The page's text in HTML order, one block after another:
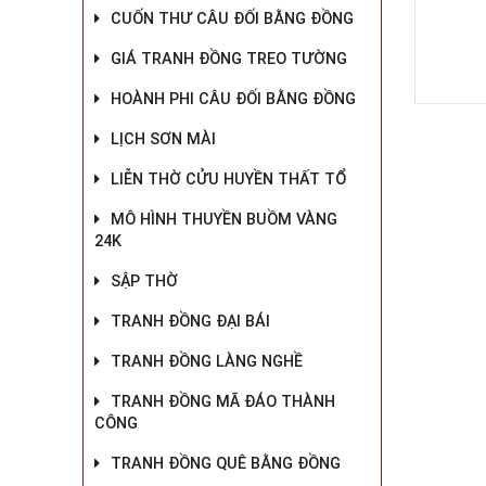
CUỐN THƯ CÂU ĐỐI BẰNG ĐỒNG
GIÁ TRANH ĐỒNG TREO TƯỜNG
HOÀNH PHI CÂU ĐỐI BẰNG ĐỒNG
LỊCH SƠN MÀI
LIỄN THỜ CỬU HUYỀN THẤT TỔ
MÔ HÌNH THUYỀN BUỒM VÀNG
24K
SẬP THỜ
TRANH ĐỒNG ĐẠI BÁI
TRANH ĐỒNG LÀNG NGHỀ
TRANH ĐỒNG MÃ ĐÁO THÀNH
CÔNG
TRANH ĐỒNG QUÊ BẰNG ĐỒNG